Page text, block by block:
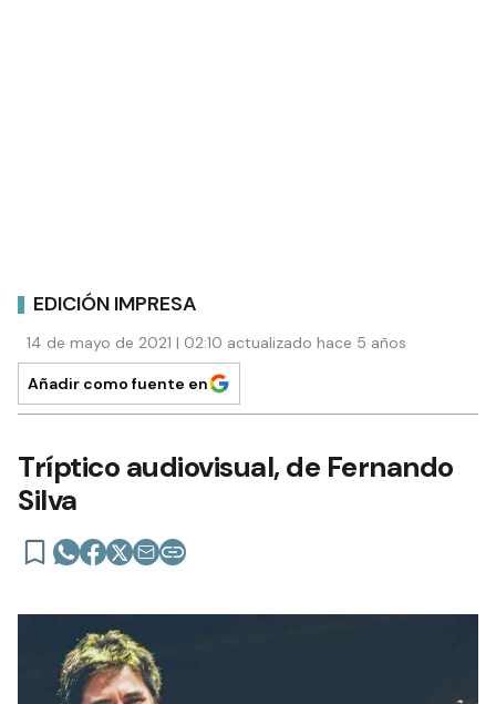
EDICIÓN IMPRESA
14 de mayo de 2021 | 02:10 actualizado hace 5 años
Añadir como fuente en
Tríptico audiovisual, de Fernando
Silva